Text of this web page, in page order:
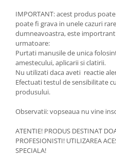
IMPORTANT: acest produs
poate fi grava in unele cazuri
dumneavoastra, este
urmatoare:
Purtati manusile de unica
amestecului, aplicarii si clatirii.
Nu utilizati daca aveti reactie
Efectuati testul de sensibilitate
produsului.
Observatii: vopseaua nu vine
ATENTIE! PRODUS DESTINAT
PROFESIONISTI! UTILIZAREA
SPECIALA!